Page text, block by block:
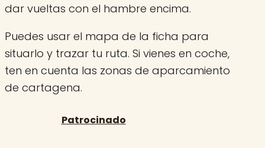
dar vueltas con el hambre encima.
Puedes usar el mapa de la ficha para
situarlo y trazar tu ruta. Si vienes en coche,
ten en cuenta las zonas de aparcamiento
de cartagena.